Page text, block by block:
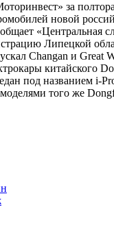
за
новой
«Центральная
Липецкой
Changan и Great
китайского
под названием i-
того же